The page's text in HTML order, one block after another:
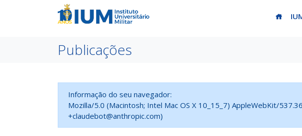
Publicações
Informação do seu navegador:
Mozilla/5.0 (Macintosh; Intel Mac OS X 10_15_7) AppleWebKit/
+claudebot@anthropic.com)